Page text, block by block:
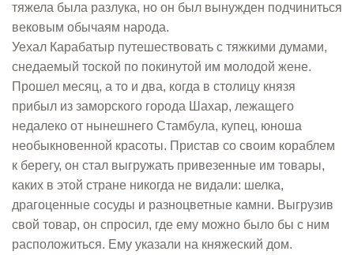
тяжела была разлука, но он был вынужден подчиниться
вековым обычаям народа.
Уехал Карабатыр путешествовать с тяжкими думами,
снедаемый тоской по покинутой им молодой жене.
Прошел месяц, а то и два, когда в столицу князя
прибыл из заморского города Шахар, лежащего
недалеко от нынешнего Стамбула, купец, юноша
необыкновенной красоты. Пристав со своим кораблем
к берегу, он стал выгружать привезенные им товары,
каких в этой стране никогда не видали: шелка,
драгоценные сосуды и разноцветные камни. Выгрузив
свой товар, он спросил, где ему можно было бы с ним
расположиться. Ему указали на княжеский дом.